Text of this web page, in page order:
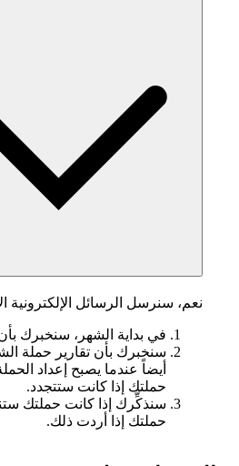
نعم، سنرسل الرسائل الإلكترونية
في بداية الشهر، سنخبرك
أيضاً عندما يصبح إعداد
حملتك إذا كانت ستتجدد.
سنذكِّرك إذا كانت حملتك
حملتك إذا أردت ذلك.